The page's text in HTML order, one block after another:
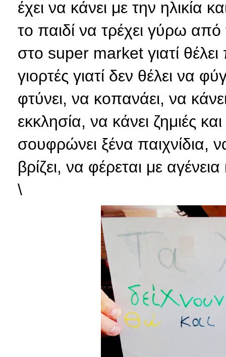
έχει να κάνει με την ηλικία
το παιδί να τρέχει γύρω από
στο super market γιατί θέλει
γιορτές γιατί δεν θέλει να
φτύνει, να κοπανάει, να
εκκλησία, να κάνει ζημιές
σουφρώνει ξένα παιχνίδια,
βρίζει, να φέρεται με
\